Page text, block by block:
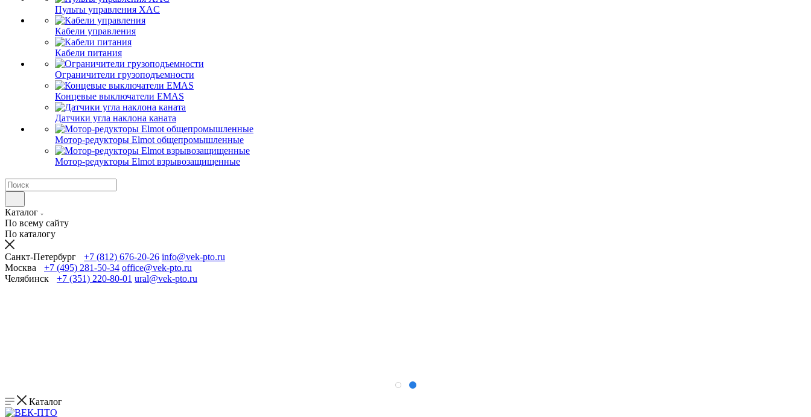
Пульты управления XAC
Кабели управления
Кабели питания
Ограничители грузоподъемности
Концевые выключатели EMAS
Датчики угла наклона каната
Мотор-редукторы Elmot общепромышленные
Мотор-редукторы Elmot взрывозащищенные
Каталог
По всему сайту
По каталогу
Санкт-Петербург +7 (812) 676-20-26 info@vek-pto.ru
Москва
+7 (495) 281-50-34 office@vek-pto.ru
Челябинск
+7 (351) 220-80-01 ural@vek-pto.ru
Каталог